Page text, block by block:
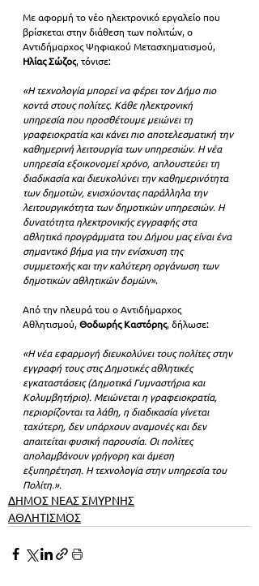
Με αφορμή το νέο ηλεκτρονικό εργαλείο που
βρίσκεται στην διάθεση των πολιτών, ο
Αντιδήμαρχος Ψηφιακού Μετασχηματισμού,
Ηλίας Σώζος, τόνισε:
«Η τεχνολογία μπορεί να φέρει τον Δήμο πιο
κοντά στους πολίτες. Κάθε ηλεκτρονική
υπηρεσία που προσθέτουμε μειώνει τη
γραφειοκρατία και κάνει πιο αποτελεσματική την
καθημερινή λειτουργία των υπηρεσιών. Η νέα
υπηρεσία εξοικονομεί χρόνο, απλουστεύει τη
διαδικασία και διευκολύνει την καθημερινότητα
των δημοτών, ενισχύοντας παράλληλα την
λειτουργικότητα των δημοτικών υπηρεσιών. Η
δυνατότητα ηλεκτρονικής εγγραφής στα
αθλητικά προγράμματα του Δήμου μας είναι ένα
σημαντικό βήμα για την ενίσχυση της
συμμετοχής και την καλύτερη οργάνωση των
δημοτικών αθλητικών δομών».
Από την πλευρά του ο Αντιδήμαρχος
Αθλητισμού, Θοδωρής Καστόρης, δήλωσε:
«Η νέα εφαρμογή διευκολύνει τους πολίτες στην
εγγραφή τους στις Δημοτικές αθλητικές
εγκαταστάσεις (Δημοτικά Γυμναστήρια και
Κολυμβητήριο). Μειώνεται η γραφειοκρατία,
περιορίζονται τα λάθη, η διαδικασία γίνεται
ταχύτερη, δεν υπάρχουν αναμονές και δεν
απαιτείται φυσική παρουσία. Οι πολίτες
απολαμβάνουν γρήγορη και άμεση
εξυπηρέτηση. Η τεχνολογία στην υπηρεσία του
Πολίτη.».
ΔΗΜΟΣ ΝΕΑΣ ΣΜΥΡΝΗΣ
ΑΘΛΗΤΙΣΜΟΣ